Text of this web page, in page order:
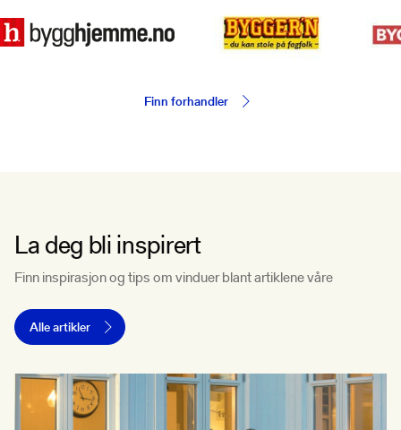
Finn forhandler
La deg bli inspirert
Finn inspirasjon og tips om vinduer blant artiklene våre
Alle artikler